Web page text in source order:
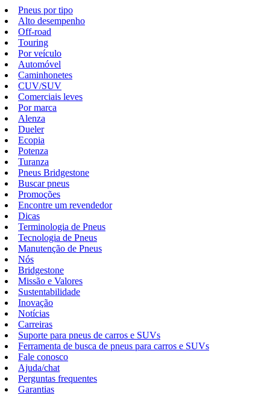
Pneus por tipo
Alto desempenho
Off-road
Touring
Por veículo
Automóvel
Caminhonetes
CUV/SUV
Comerciais leves
Por marca
Alenza
Dueler
Ecopia
Potenza
Turanza
Pneus Bridgestone
Buscar pneus
Promoções
Encontre um revendedor
Dicas
Terminologia de Pneus
Tecnologia de Pneus
Manutenção de Pneus
Nós
Bridgestone
Missão e Valores
Sustentabilidade
Inovação
Notícias
Carreiras
Suporte para pneus de carros e SUVs
Ferramenta de busca de pneus para carros e SUVs
Fale conosco
Ajuda/chat
Perguntas frequentes
Garantias